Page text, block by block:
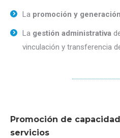
La promoción y generación
La gestión administrativa
vinculación y transferencia
Promoción de
servicios